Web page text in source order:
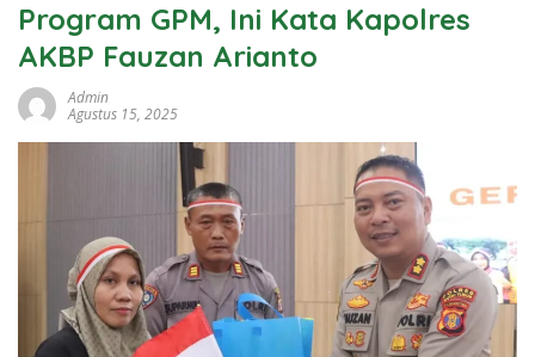
Program GPM, Ini Kata Kapolres
AKBP Fauzan Arianto
Admin
Agustus 15, 2025